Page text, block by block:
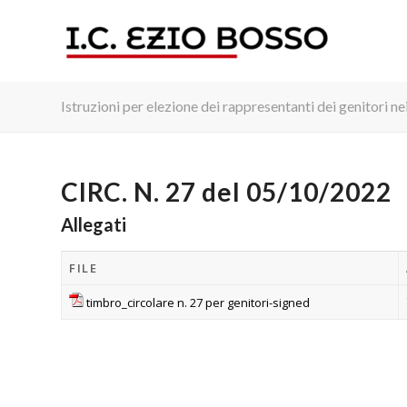
Istruzioni per elezione dei rappresentanti dei genitori
CIRC. N. 27 del 05/10/2022
Allegati
FILE
timbro_circolare n. 27 per genitori-signed